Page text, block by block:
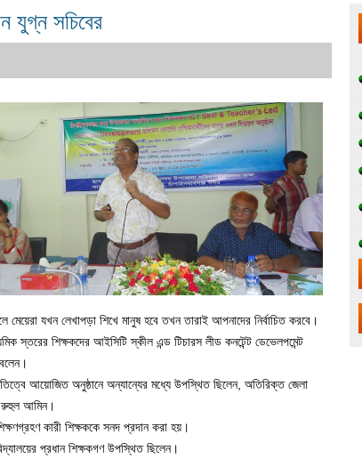
যুগ্ন সচিবের
যখন লেখাপড়া শিখে মানুষ হবে তখন তারাই আপনাদের নির্বাচিত করবে।
স্তরের শিক্ষকদের আইসিটি স্কীল এন্ড টিচারস লীড কনটেন্ট ডেভেলপমেন্ট
আয়োজিত অনুষ্ঠানে অন্যান্যের মধ্যে উপস্থিত ছিলেন, অতিরিক্ত জেলা
রুহুল আমিন।
কারী শিক্ষককে সনদ প্রদান করা হয়।
প্রধান শিক্ষকগণ উপস্থিত ছিলেন।